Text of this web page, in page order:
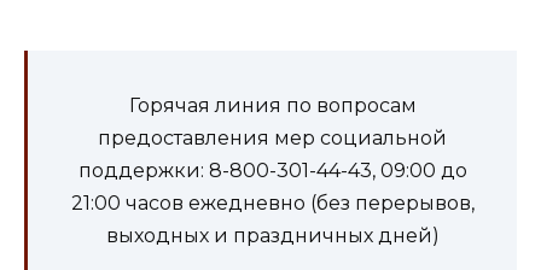
Горячая линия по вопросам
предоставления мер социальной
поддержки: 8-800-301-44-43, 09:00 до
21:00 часов ежедневно (без перерывов,
выходных и праздничных дней)